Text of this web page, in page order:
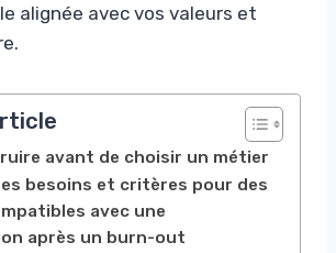
alignée avec vos valeurs et
avant de choisir un métier
besoins et critères pour des
avec une
après un burn-out